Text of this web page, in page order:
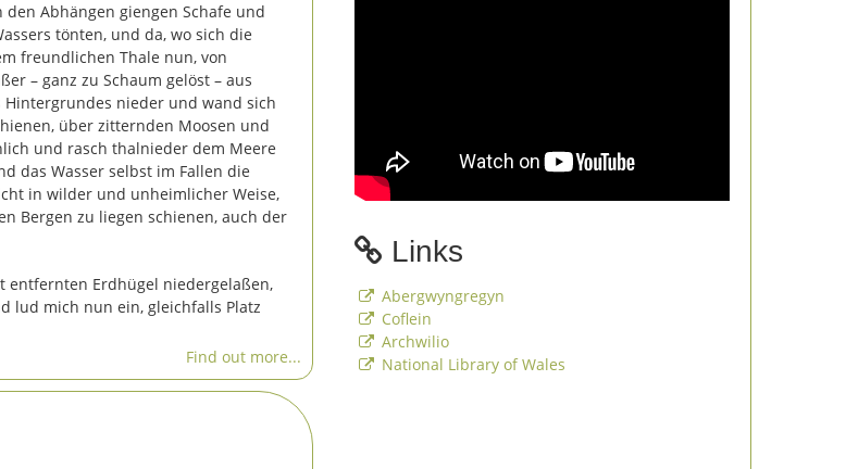
Abhängen giengen Schafe und
tönten, und da, wo sich die
freundlichen Thale nun, von
– ganz zu Schaum gelöst – aus
nieder und wand sich
über zitternden Moosen und
und rasch thalnieder dem Meere
das Wasser selbst im Fallen die
in wilder und unheimlicher Weise,
Bergen zu liegen schienen, auch der
entfernten Erdhügel niedergelaßen,
lud mich nun ein, gleichfalls Platz
Find out more...
Links
Abergwyngregyn
Coflein
Archwilio
National Library of Wales